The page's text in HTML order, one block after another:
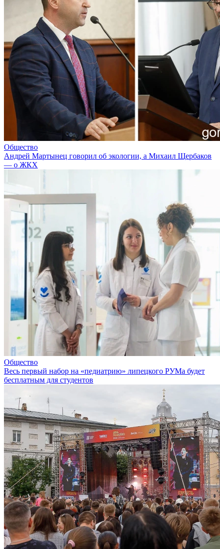
Общество
Андрей Мартынец говорил об экологии, а Михаил Щербаков
— о ЖКХ
Общество
Весь первый набор на «педиатрию» липецкого РУМа будет
бесплатным для студентов